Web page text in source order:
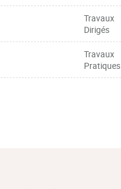
Travaux
Dirigés
Travaux
Pratiques